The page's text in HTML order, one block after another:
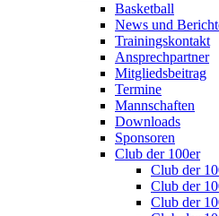
Basketball
News und
Trainingskontakt
Ansprechpartner
Mitgliedsbeitrag
Termine
Mannschaften
Downloads
Sponsoren
Club der 100er
Club der
Club der
Club der